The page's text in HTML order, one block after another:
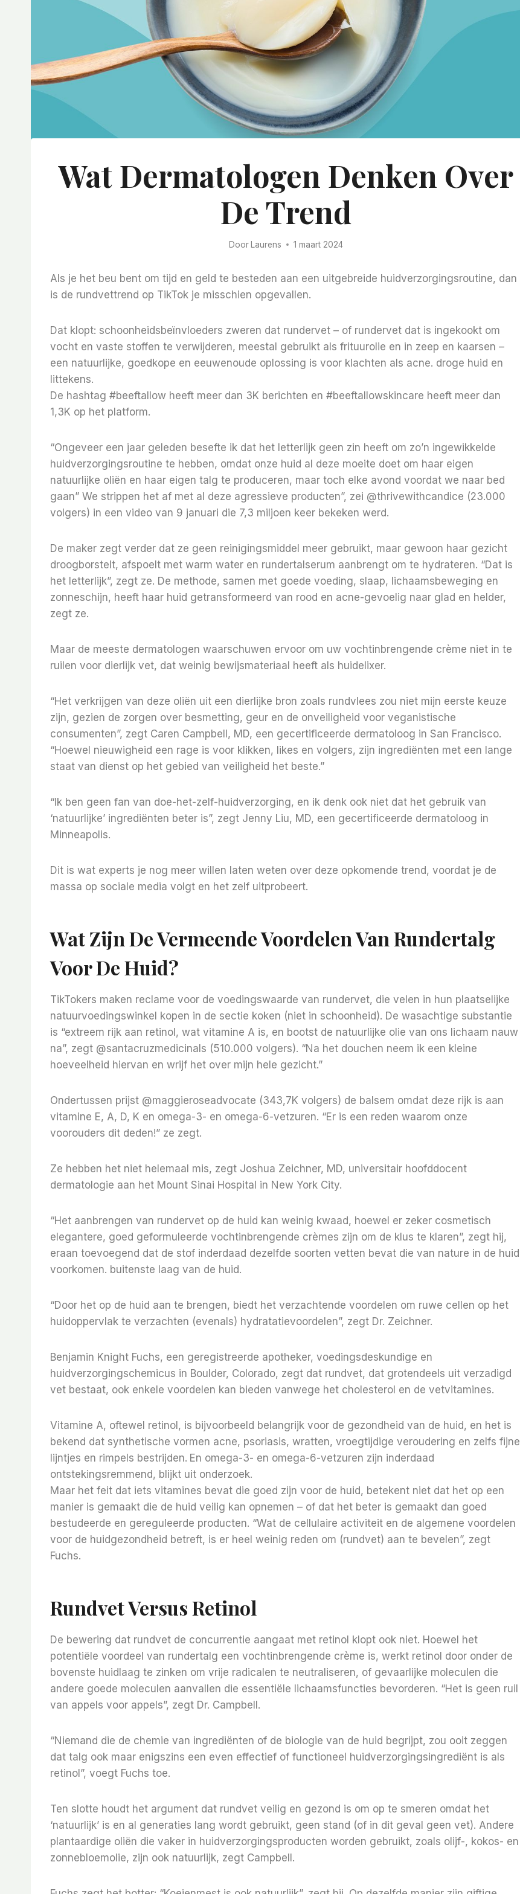
Wat Dermatologen Denken Over
De Trend
Door Laurens 1 maart 2024
Als je het beu bent om tijd en geld te besteden aan een uitgebreide huidverzorgingsroutine, dan
is de rundvettrend op TikTok je misschien opgevallen.
Dat klopt: schoonheidsbeïnvloeders zweren dat rundervet – of rundervet dat is ingekookt om
vocht en vaste stoffen te verwijderen, meestal gebruikt als frituurolie en in zeep en kaarsen –
een natuurlijke, goedkope en eeuwenoude oplossing is voor klachten als acne. droge huid en
littekens.
De hashtag #beeftallow heeft meer dan 3K berichten en #beeftallowskincare heeft meer dan
1,3K op het platform.
“Ongeveer een jaar geleden besefte ik dat het letterlijk geen zin heeft om zo’n ingewikkelde
huidverzorgingsroutine te hebben, omdat onze huid al deze moeite doet om haar eigen
natuurlijke oliën en haar eigen talg te produceren, maar toch elke avond voordat we naar bed
gaan” We strippen het af met al deze agressieve producten”, zei @thrivewithcandice (23.000
volgers) in een video van 9 januari die 7,3 miljoen keer bekeken werd.
De maker zegt verder dat ze geen reinigingsmiddel meer gebruikt, maar gewoon haar gezicht
droogborstelt, afspoelt met warm water en rundertalserum aanbrengt om te hydrateren. “Dat is
het letterlijk”, zegt ze. De methode, samen met goede voeding, slaap, lichaamsbeweging en
zonneschijn, heeft haar huid getransformeerd van rood en acne-gevoelig naar glad en helder,
zegt ze.
Maar de meeste dermatologen waarschuwen ervoor om uw vochtinbrengende crème niet in te
ruilen voor dierlijk vet, dat weinig bewijsmateriaal heeft als huidelixer.
“Het verkrijgen van deze oliën uit een dierlijke bron zoals rundvlees zou niet mijn eerste keuze
zijn, gezien de zorgen over besmetting, geur en de onveiligheid voor veganistische
consumenten”, zegt Caren Campbell, MD, een gecertificeerde dermatoloog in San Francisco.
“Hoewel nieuwigheid een rage is voor klikken, likes en volgers, zijn ingrediënten met een lange
staat van dienst op het gebied van veiligheid het beste.”
“Ik ben geen fan van doe-het-zelf-huidverzorging, en ik denk ook niet dat het gebruik van
‘natuurlijke’ ingrediënten beter is”, zegt Jenny Liu, MD, een gecertificeerde dermatoloog in
Minneapolis.
Dit is wat experts je nog meer willen laten weten over deze opkomende trend, voordat je de
massa op sociale media volgt en het zelf uitprobeert.
Wat Zijn De Vermeende Voordelen Van Rundertalg
Voor De Huid?
TikTokers maken reclame voor de voedingswaarde van rundervet, die velen in hun plaatselijke
natuurvoedingswinkel kopen in de sectie koken (niet in schoonheid). De wasachtige substantie
is “extreem rijk aan retinol, wat vitamine A is, en bootst de natuurlijke olie van ons lichaam nauw
na”, zegt @santacruzmedicinals (510.000 volgers). “Na het douchen neem ik een kleine
hoeveelheid hiervan en wrijf het over mijn hele gezicht.”
Ondertussen prijst @maggieroseadvocate (343,7K volgers) de balsem omdat deze rijk is aan
vitamine E, A, D, K en omega-3- en omega-6-vetzuren. “Er is een reden waarom onze
voorouders dit deden!” ze zegt.
Ze hebben het niet helemaal mis, zegt Joshua Zeichner, MD, universitair hoofddocent
dermatologie aan het Mount Sinai Hospital in New York City.
“Het aanbrengen van rundervet op de huid kan weinig kwaad, hoewel er zeker cosmetisch
elegantere, goed geformuleerde vochtinbrengende crèmes zijn om de klus te klaren”, zegt hij,
eraan toevoegend dat de stof inderdaad dezelfde soorten vetten bevat die van nature in de huid
voorkomen. buitenste laag van de huid.
“Door het op de huid aan te brengen, biedt het verzachtende voordelen om ruwe cellen op het
huidoppervlak te verzachten (evenals) hydratatievoordelen”, zegt Dr. Zeichner.
Benjamin Knight Fuchs, een geregistreerde apotheker, voedingsdeskundige en
huidverzorgingschemicus in Boulder, Colorado, zegt dat rundvet, dat grotendeels uit verzadigd
vet bestaat, ook enkele voordelen kan bieden vanwege het cholesterol en de vetvitamines.
Vitamine A, oftewel retinol, is bijvoorbeeld belangrijk voor de gezondheid van de huid, en het is
bekend dat synthetische vormen acne, psoriasis, wratten, vroegtijdige veroudering en zelfs fijne
lijntjes en rimpels bestrijden. En omega-3- en omega-6-vetzuren zijn inderdaad
ontstekingsremmend, blijkt uit onderzoek.
Maar het feit dat iets vitamines bevat die goed zijn voor de huid, betekent niet dat het op een
manier is gemaakt die de huid veilig kan opnemen – of dat het beter is gemaakt dan goed
bestudeerde en gereguleerde producten. “Wat de cellulaire activiteit en de algemene voordelen
voor de huidgezondheid betreft, is er heel weinig reden om (rundvet) aan te bevelen”, zegt
Fuchs.
Rundvet Versus Retinol
De bewering dat rundvet de concurrentie aangaat met retinol klopt ook niet. Hoewel het
potentiële voordeel van rundertalg een vochtinbrengende crème is, werkt retinol door onder de
bovenste huidlaag te zinken om vrije radicalen te neutraliseren, of gevaarlijke moleculen die
andere goede moleculen aanvallen die essentiële lichaamsfuncties bevorderen. “Het is geen ruil
van appels voor appels”, zegt Dr. Campbell.
“Niemand die de chemie van ingrediënten of de biologie van de huid begrijpt, zou ooit zeggen
dat talg ook maar enigszins een even effectief of functioneel huidverzorgingsingrediënt is als
retinol”, voegt Fuchs toe.
Ten slotte houdt het argument dat rundvet veilig en gezond is om op te smeren omdat het
‘natuurlijk’ is en al generaties lang wordt gebruikt, geen stand (of in dit geval geen vet). Andere
plantaardige oliën die vaker in huidverzorgingsproducten worden gebruikt, zoals olijf-, kokos- en
zonnebloemolie, zijn ook natuurlijk, zegt Campbell.